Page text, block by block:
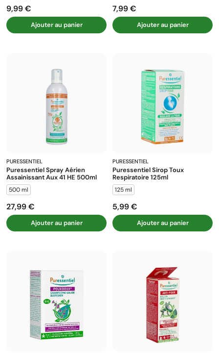
Prix
9,99 €
Ajouter au panier
Prix
7,99 €
Ajouter au panier
PURESSENTIEL
Puressentiel Spray Aérien
Assainissant Aux 41 HE 500ml
500 ml
Prix
27,99 €
Ajouter au panier
PURESSENTIEL
Puressentiel Sirop Toux
Respiratoire 125ml
125 ml
Prix
5,99 €
Ajouter au panier